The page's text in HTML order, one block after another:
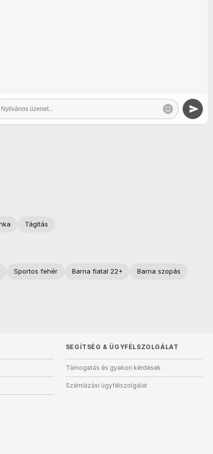
Tágítás
Sportos fehér Barna fiatal 22+
Barna szopás
SEGÍTSÉG & ÜGYFÉLSZOLGÁLAT
Támogatás és gyakori kérdések
Számlázási ügyfélszolgálat